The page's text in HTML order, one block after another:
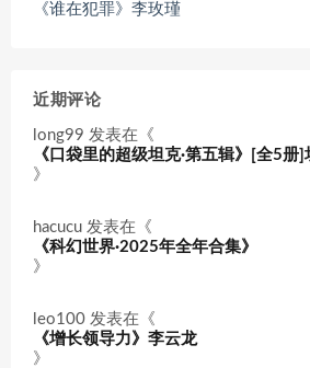
《谁在犯罪》李玫瑾
近期评论
long99 发表在《
《口袋里的超级坦克·第五辑》[全5册
》
hacucu 发表在《
《科幻世界·2025年全年合集》
》
leo100 发表在《
《增长领导力》李云龙
》